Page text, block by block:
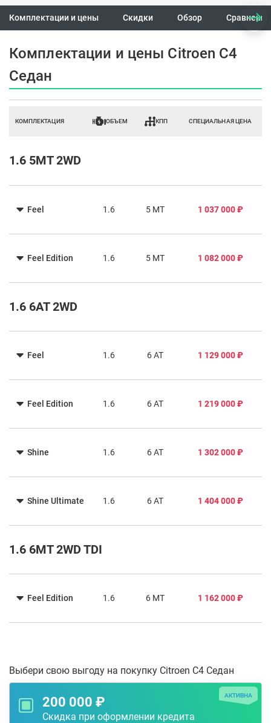
Комплектации и цены Скидки Обзор
Комплектации и цены Citroen C4
Седан
КОМПЛЕКТАЦИЯ ОБЪЕМ КПП СПЕЦИАЛЬНАЯ ЦЕНА
1.6 5MT 2WD
Feel 1.6 5 MT 1 037 000 ₽
Feel Edition 1.6 5 MT 1 082 000 ₽
1.6 6AT 2WD
Feel 1.6 6 AT 1 129 000 ₽
Feel Edition 1.6 6 AT 1 219 000 ₽
Shine 1.6 6 AT 1 302 000 ₽
Shine Ultimate 1.6 6 AT 1 404 000 ₽
1.6 6MT 2WD TDI
Feel Edition 1.6 6 MT 1 162 000 ₽
Выбери свою выгоду на покупку Citroen C4 Седан
200 000 ₽
Скидка при оформлении кредита
АКТИВНА